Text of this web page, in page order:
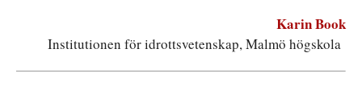
Karin Book
Institutionen för idrottsvetenskap, Malmö högskola